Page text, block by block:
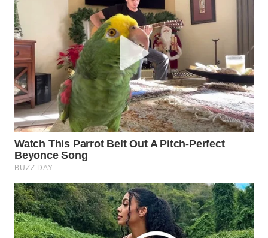
WN
BINTAN
WN
MANDALIKA
WN
LIKUPANG
WN
LABUANBAJO
WN